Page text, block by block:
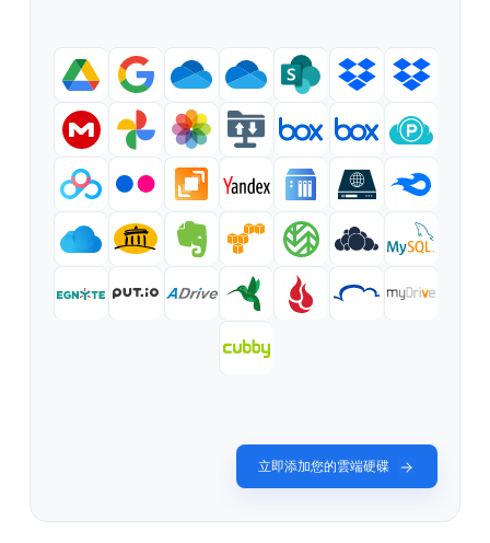
立即添加您的雲端硬碟